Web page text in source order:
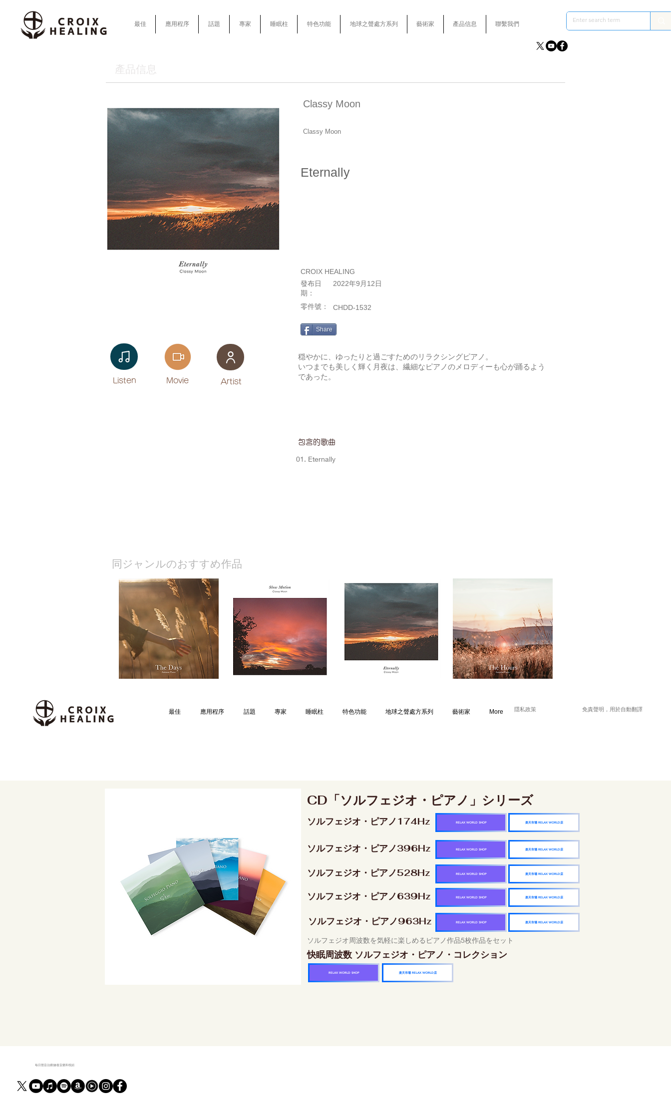
最佳 應用程序 話題 專家 睡眠柱 特色功能 地球之聲處方系列 藝術家 產品信息 聯繫我們
產品信息
Listen​ Movie ​Artist
Classy Moon
Classy Moon
Eternally
CROIX HEALING
2022年9月12日
發布日
期：
零件號：
CHDD-1532
Share
穏やかに、ゆったりと過ごすためのリラクシングピアノ。
いつまでも美しく輝く月夜は、繊細なピアノのメロディーも心が踊るよう
であった。
包含的歌曲
01. Eternally
​同ジャンルのおすすめ作品
最佳 應用程序 話題 專家 睡眠柱 特色功能 地球之聲處方系列 藝術家 More 隱私政策 免責聲明，用於自動翻譯
CD「ソルフェジオ・ピアノ」シリーズ
ソルフェジオ・ピアノ174Hz 楽天市場 RELAX WORLD店
RELAX WORLD SHOP
ソルフェジオ・ピアノ396Hz 楽天市場 RELAX WORLD店
RELAX WORLD SHOP
ソルフェジオ・ピアノ528Hz 楽天市場 RELAX WORLD店
RELAX WORLD SHOP
ソルフェジオ・ピアノ639Hz 楽天市場 RELAX WORLD店
RELAX WORLD SHOP
ソルフェジオ・ピアノ963Hz 楽天市場 RELAX WORLD店
RELAX WORLD SHOP
ソルフェジオ周波数を気軽に楽しめるピアノ作品5枚作品をセット
快眠周波数 ソルフェジオ・ピアノ・コレクション
RELAX WORLD SHOP 楽天市場 RELAX WORLD店
每日聲音治療|修復音樂和視頻